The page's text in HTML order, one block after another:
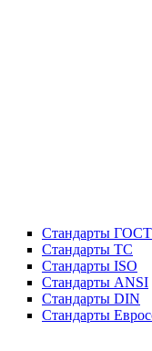
Стандарты ГОСТ
Стандарты ТС
Стандарты ISO
Стандарты ANSI
Стандарты DIN
Стандарты